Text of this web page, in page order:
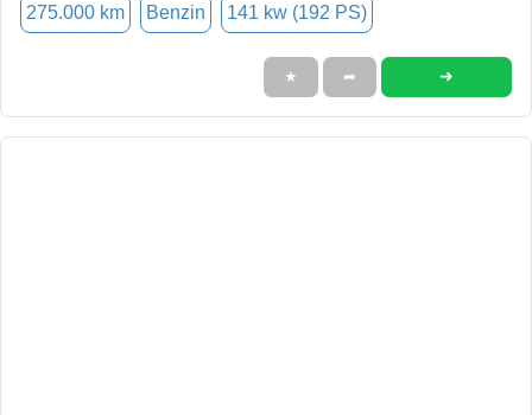
275.000 km Benzin 141 kw (192 PS)
★ ➦ ➜